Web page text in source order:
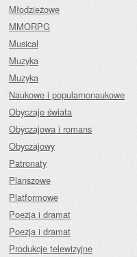
Młodzieżowe
MMORPG
Musical
Muzyka
Muzyka
Naukowe i popularnonaukowe
Obyczaje świata
Obyczajowa i romans
Obyczajowy
Patronaty
Planszowe
Platformowe
Poezja i dramat
Poezja i dramat
Produkcje telewizyjne